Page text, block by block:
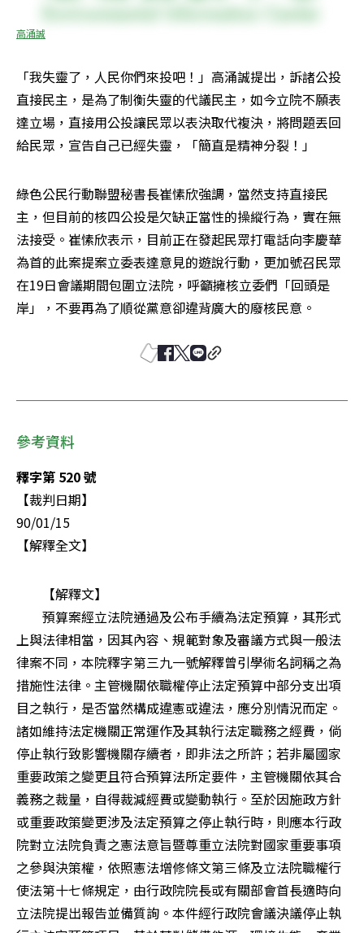
高涌誠
「我失靈了，人民你們來投吧！」高涌誠提出，訴諸公投
直接民主，是為了制衡失靈的代議民主，如今立院不願表
達立場，直接用公投讓民眾以表決取代複決，將問題丟回
給民眾，宣告自己已經失靈，「簡直是精神分裂！」
綠色公民行動聯盟秘書長崔愫欣強調，當然支持直接民
主，但目前的核四公投是欠缺正當性的操縱行為，實在無
法接受。崔愫欣表示，目前正在發起民眾打電話向李慶華
為首的此案提案立委表達意見的遊說行動，更加號召民眾
在19日會議期間包圍立法院，呼籲擁核立委們「回頭是
岸」，不要再為了順從黨意卻違背廣大的廢核民意。
參考資料
釋字第 520 號
【裁判日期】
90/01/15
【解釋全文】
【解釋文】
預算案經立法院通過及公布手續為法定預算，其形式
上與法律相當，因其內容、規範對象及審議方式與一般法
律案不同，本院釋字第三九一號解釋曾引學術名詞稱之為
措施性法律。主管機關依職權停止法定預算中部分支出項
目之執行，是否當然構成違憲或違法，應分別情況而定。
諸如維持法定機關正常運作及其執行法定職務之經費，倘
停止執行致影響機關存續者，即非法之所許；若非屬國家
重要政策之變更且符合預算法所定要件，主管機關依其合
義務之裁量，自得裁減經費或變動執行。至於因施政方針
或重要政策變更涉及法定預算之停止執行時，則應本行政
院對立法院負責之憲法意旨暨尊重立法院對國家重要事項
之參與決策權，依照憲法增修條文第三條及立法院職權行
使法第十七條規定，由行政院院長或有關部會首長適時向
立法院提出報告並備質詢。本件經行政院會議決議停止執